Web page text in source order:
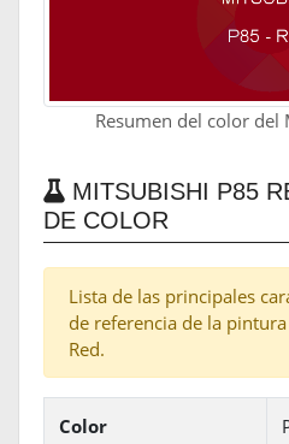
Resumen del color del
MITSUBISHI P85
DE COLOR
Lista de las principales
de referencia de la
Red.
Color